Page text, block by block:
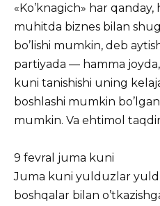
«Ko’knagich» har
muhitda biznes bilan
bo’lishi mumkin, deb
partiyada — hamma
kuni tanishishi uning
boshlashi mumkin
mumkin. Va ehtimol
9 fevral juma kuni
Juma kuni yulduzlar
boshqalar bilan